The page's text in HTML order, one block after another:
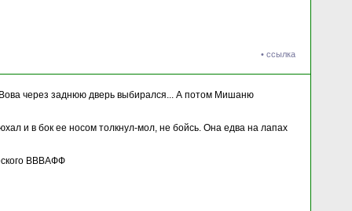
• ссылка
через заднюю дверь выбирался... А потом Мишаню
и в бок ее носом толкнул-мол, не бойсь. Она едва на лапах
ВВВАФФ